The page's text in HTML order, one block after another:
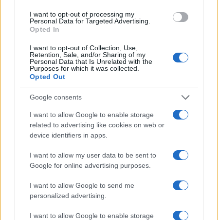
I want to opt-out of processing my
Personal Data for Targeted Advertising.
Opted In
I want to opt-out of Collection, Use,
Retention, Sale, and/or Sharing of my
Personal Data that Is Unrelated with the
Purposes for which it was collected.
Opted Out
Google consents
I want to allow Google to enable storage
related to advertising like cookies on web or
device identifiers in apps.
I want to allow my user data to be sent to
Google for online advertising purposes.
I want to allow Google to send me
personalized advertising.
I want to allow Google to enable storage
Napoli-Osasuna 2-1: la cronaca dettagliata
dell’amichevole del 5 agosto 2026
Ilaria Mauri · 5 Ago 2026
CALCIO